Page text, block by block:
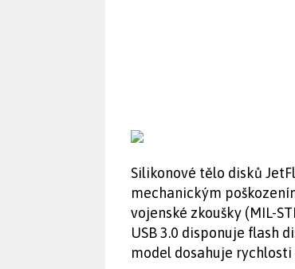
Silikonové tělo disků
mechanickým
vojenské zkoušky (MIL-
USB 3.0 disponuje flash
model dosahuje